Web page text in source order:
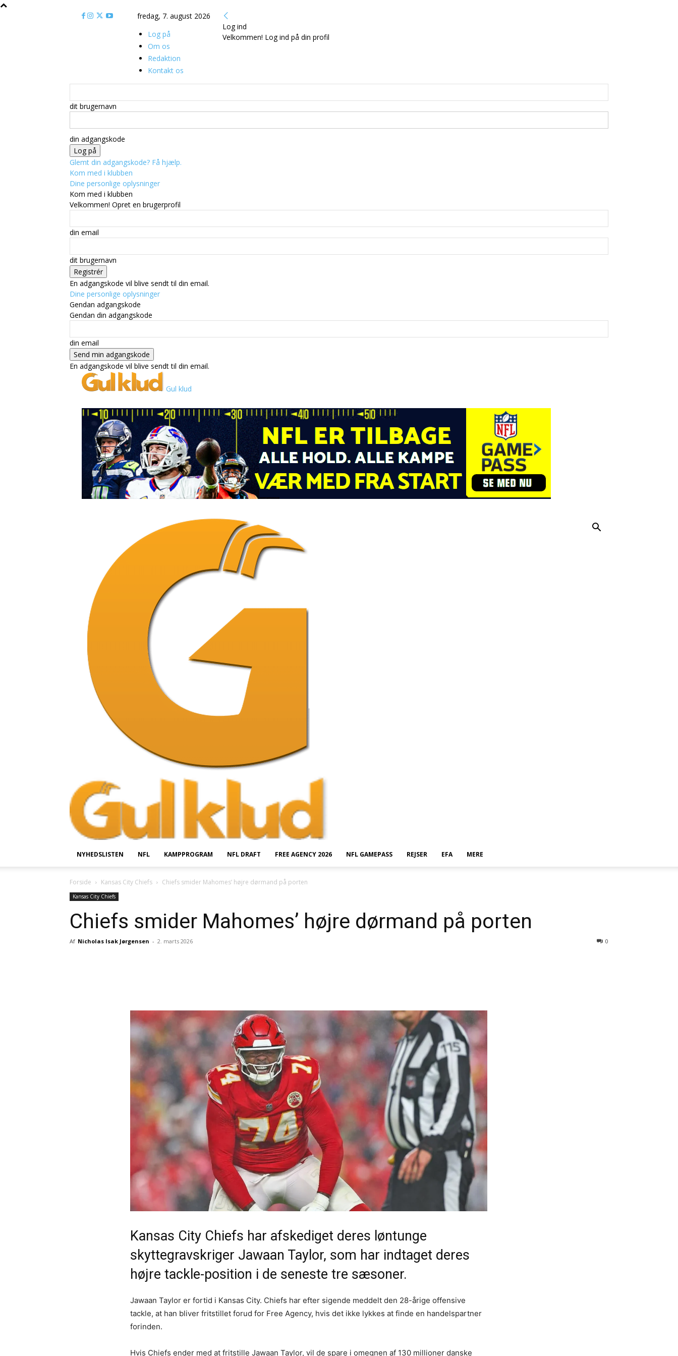
fredag, 7. august 2026
Log på
Om os
Redaktion
Kontakt os
Log ind
Velkommen! Log ind på din profil
dit brugernavn
din adgangskode
Glemt din adgangskode? Få hjælp.
Kom med i klubben
Dine personlige oplysninger
Kom med i klubben
Velkommen! Opret en brugerprofil
din email
dit brugernavn
En adgangskode vil blive sendt til din email.
Dine personlige oplysninger
Gendan adgangskode
Gendan din adgangskode
din email
En adgangskode vil blive sendt til din email.
Gul klud
NYHEDSLISTEN NFL KAMPPROGRAM NFL DRAFT FREE AGENCY 2026 NFL GAMEPASS REJSER EFA MERE
Forside Kansas City Chiefs Chiefs smider Mahomes’ højre dørmand på porten
Kansas City Chiefs
Chiefs smider Mahomes’ højre dørmand på porten
Af Nicholas Isak Jørgensen - 2. marts 2026 0
Kansas City Chiefs har afskediget deres løntunge
skyttegravskriger Jawaan Taylor, som har indtaget deres
højre tackle-position i de seneste tre sæsoner.
Jawaan Taylor er fortid i Kansas City. Chiefs har efter sigende meddelt den 28-årige offensive
tackle, at han bliver fritstillet forud for Free Agency, hvis det ikke lykkes at finde en handelspartner
forinden.
Hvis Chiefs ender med at fritstille Jawaan Taylor, vil de spare i omegnen af 130 millioner danske